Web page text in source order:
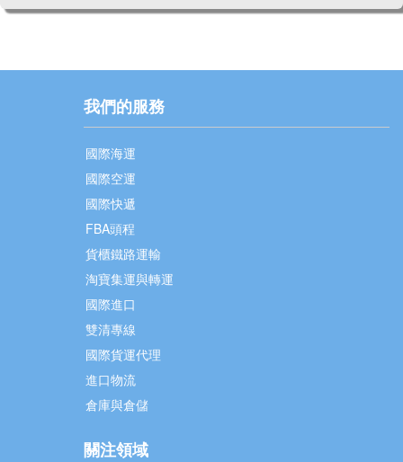
我們的服務
國際海運
國際空運
國際快遞
FBA頭程
貨櫃鐵路運輸
淘寶集運與轉運
國際進口
雙清專線
國際貨運代理
進口物流
倉庫與倉儲
關注領域